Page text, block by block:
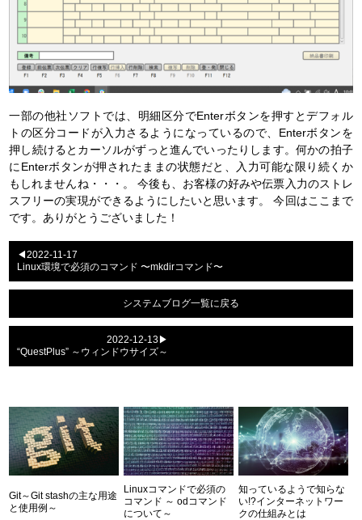
一部の他社ソフトでは、明細区分でEnterボタンを押すとデフォル
トの区分コードが入力さるようになっているので、Enterボタンを
押し続けるとカーソルがずっと進んでいったりします。何かの拍子
にEnterボタンが押されたままの状態だと、入力可能な限り続くか
もしれませんね・・・。
今後も、お客様の好みや伝票入力のストレ
スフリーの実現ができるようにしたいと思います。
今回はここまで
です。ありがとうございました！
◀2022-11-17
Linux環境で必須のコマンド 〜mkdirコマンド〜
システムブログ一覧に戻る
2022-12-13▶
“QuestPlus” ～ウィンドウサイズ～
Git～Git stashの主な用途
と使用例～
Linuxコマンドで必須の
コマンド ～ odコマンド
について～
知っているようで知らな
い!?インターネットワー
クの仕組みとは